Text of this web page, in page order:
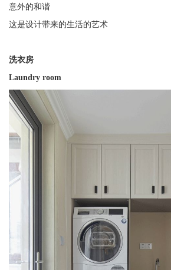
意外的和谐
这是设计带来的生活的艺术
洗衣房
Laundry room